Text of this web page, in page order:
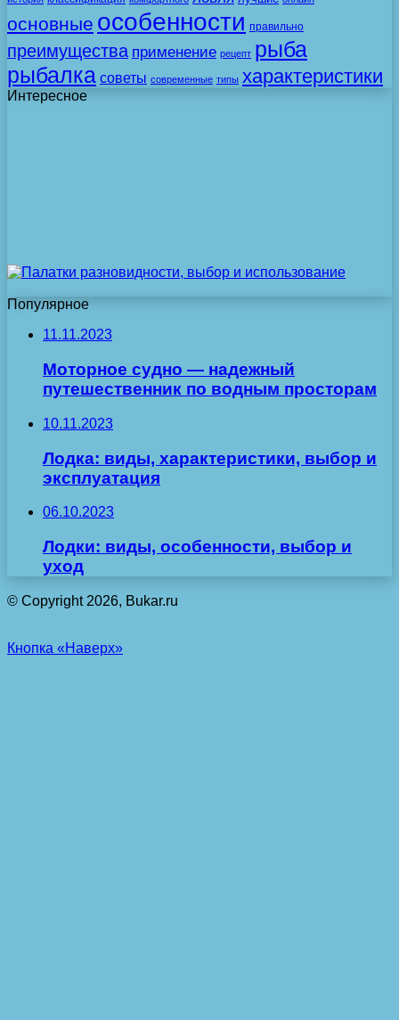
основные особенности правильно
преимущества применение рецепт рыба
рыбалка советы современные типы характеристики
Интересное
Популярное
11.11.2023
Моторное судно — надежный
путешественник по водным просторам
10.11.2023
Лодка: виды, характеристики, выбор и
эксплуатация
06.10.2023
Лодки: виды, особенности, выбор и
уход
© Copyright 2026, Bukar.ru
Кнопка «Наверх»